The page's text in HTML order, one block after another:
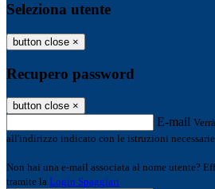
Seleziona utente
button close ×
Recupero password
button close ×
E-mail
all'indirizzo indicato con le istruzioni
Non hai una e-mail associata al nome utente?
tramite la Login Spaggiari